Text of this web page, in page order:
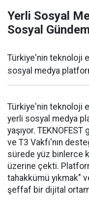
Yerli Sosyal
Sosyal
Türkiye'nin teknoloji
sosyal medya
Türkiye'nin teknoloji
yerli sosyal medya
yaşıyor.
ve T3 Vakfı'nın
sürede yüz binlerce
üzerine çekti.
tahakkümü yıkmak"
şeffaf bir dijital